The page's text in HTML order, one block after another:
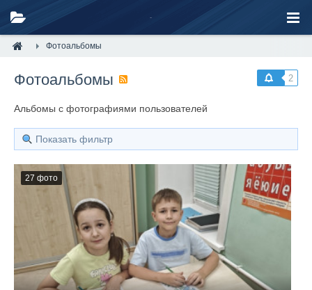
Фотоальбомы
2
Фотоальбомы
Альбомы с фотографиями пользователей
Показать фильтр
27 фото